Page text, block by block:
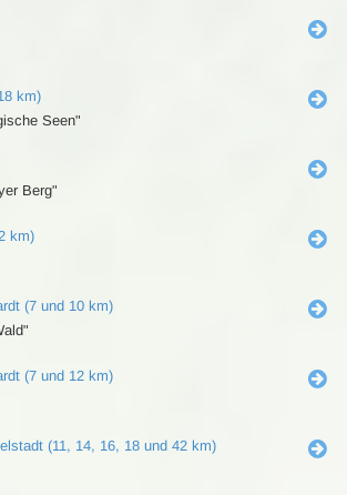
km)
Seen"
Berg"
km)
(7 und 10 km)
(7 und 12 km)
(11, 14, 16, 18 und 42 km)